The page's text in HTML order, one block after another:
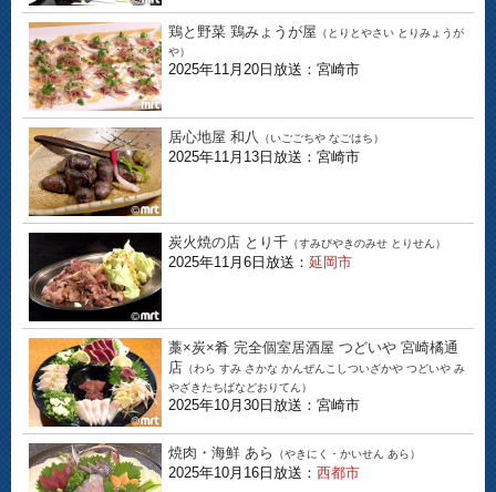
鶏と野菜 鶏みょうが屋 （とりとやさい とりみょうが
や）
2025年11月20日放送：宮崎市
居心地屋 和八 （いごごちや なごはち）
2025年11月13日放送：宮崎市
炭火焼の店 とり千 （すみびやきのみせ とりせん）
2025年11月6日放送： 延岡市
藁×炭×肴 完全個室居酒屋 つどいや 宮崎橘通
店 （わら すみ さかな かんぜんこしついざかや つどいや み
やざきたちばなどおりてん）
2025年10月30日放送：宮崎市
焼肉・海鮮 あら （やきにく・かいせん あら）
2025年10月16日放送： 西都市